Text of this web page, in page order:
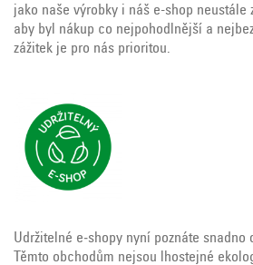
jako naše výrobky i náš e-shop neustále
aby byl nákup co nejpohodlnější a
zážitek je pro nás prioritou.
Udržitelné e‑shopy nyní poznáte snadno
Těmto obchodům nejsou lhostejné